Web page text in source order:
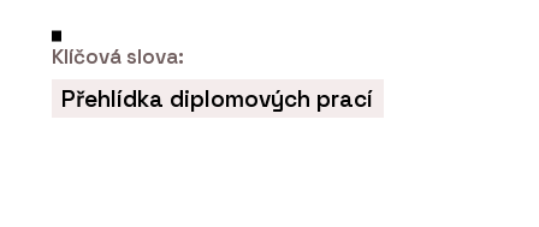
SLUŽBY
Klíčová slova:
Přehlídka diplomových prací